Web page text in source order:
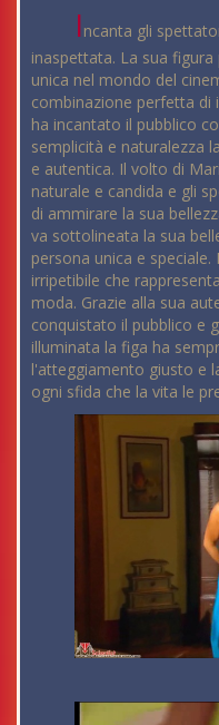
Incanta gli
inaspettata. La sua
unica nel mondo del
combinazione perfetta di
ha incantato il pubblico
semplicità e naturalezza
e autentica. Il volto di
naturale e candida e gli
di ammirare la sua
va sottolineata la sua
persona unica e
irripetibile che
moda. Grazie alla sua
conquistato il pubblico e
illuminata la figa ha
l'atteggiamento giusto e
ogni sfida che la vita le